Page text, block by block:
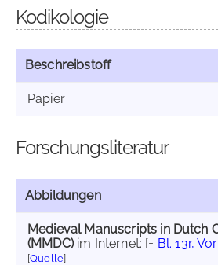
Kodikologie
Beschreibstoff
Papier
Forschungsliteratur
Abbildungen
Medieval Manuscripts in Dutch
(MMDC)im Internet: [= Bl. 13r,
[Quelle]